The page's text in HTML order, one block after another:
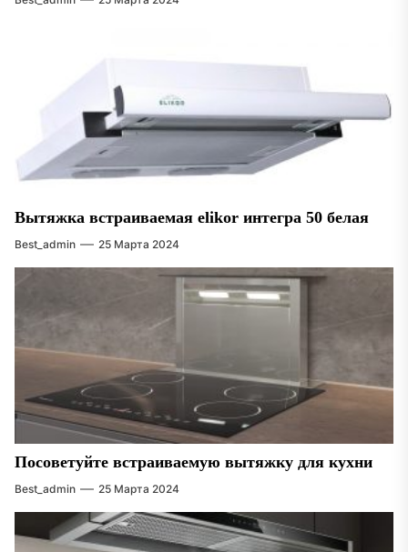
Вытяжка встраиваемая elikor интегра 50 белая
Best_admin 25 Марта 2024
Посоветуйте встраиваемую вытяжку для кухни
Best_admin 25 Марта 2024